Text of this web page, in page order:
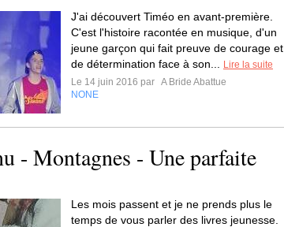
J'ai découvert Timéo en avant-première.
C'est l'histoire racontée en musique, d'un
jeune garçon qui fait preuve de courage et
de détermination face à son...
Lire la suite
Le 14 juin 2016 par A Bride Abattue
NONE
- Montagnes - Une parfaite
Les mois passent et je ne prends plus le
temps de vous parler des livres jeunesse.